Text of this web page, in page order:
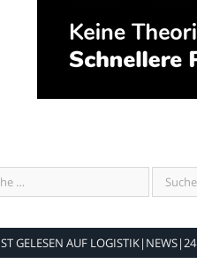
GELESEN AUF LOGISTIK|NEWS|24